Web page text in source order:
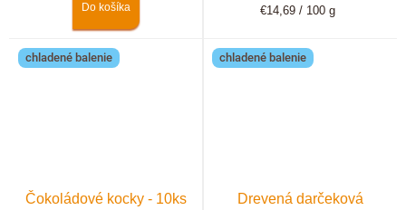
Do košíka
Jednotková
€14,69 / 100 g
chladené balenie
Čokoládové kocky - 10ks
chladené balenie
Drevená darčeková